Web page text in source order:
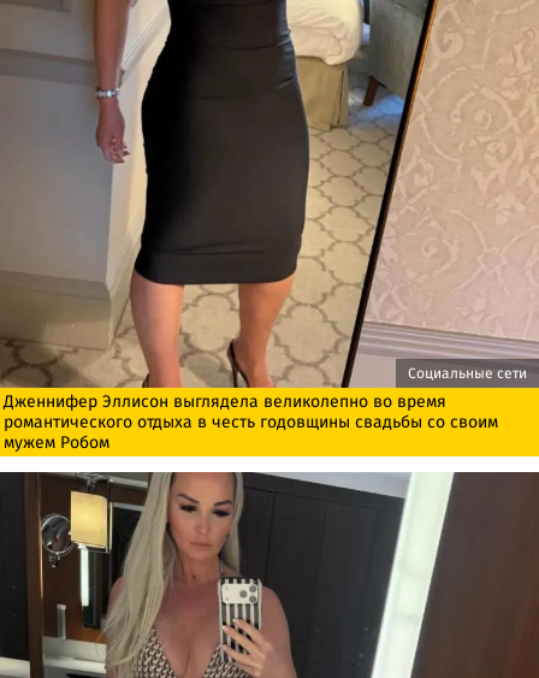
Социальные сети
Дженнифер Эллисон выглядела великолепно во время
романтического отдыха в честь годовщины свадьбы со своим
мужем Робом